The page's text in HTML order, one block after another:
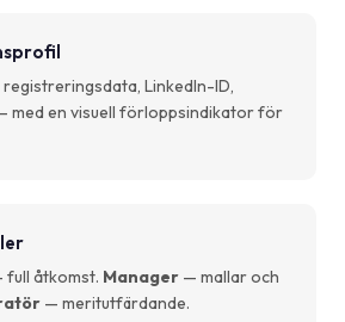
LinkedIn-ID,
med en visuell förloppsindikator för
full åtkomst. Manager — mallar och
— meritutfärdande.